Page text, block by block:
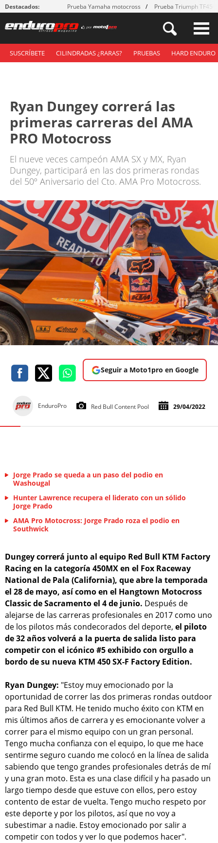
Destacados: Prueba Yamaha motocross Prueba Triumph
SUSCRÍBETE CILINDRADAS ¿RARAS? PRUEBAS HARD ENDURO
Ryan Dungey correrá las
primeras carreras del AMA
PRO Motocross
El nueve veces campeón AMA SX y MX, Ryan
Dungey, participará en las dos primeras rondas
del 50º Aniversario del Cto. AMA Pro Motocross.
Seguir a Moto1pro en Google
EnduroPro Red Bull Content Pool 29/04/2022
Jorge Prado se queda a un paso del podio en
Washougal
Hunter Lawrence recupera el liderato con un sólido
Jorge Prado
AMA Pro Motocross: Jorge Prado roza el podio en
Southwick
Dungey correrá junto al equipo Red Bull KTM Factory
Racing en la categoría 450MX en el Fox Raceway
National de Pala (California), que abre la temporada
el 28 de mayo, así como en el Hangtown Motocross
Classic de Sacramento el 4 de junio. Después de
alejarse de las carreras profesionales en 2017 como uno
de los pilotos más condecorados del deporte, el piloto
de 32 años volverá a la puerta de salida listo para
competir con el icónico #5 exhibido con orgullo a
bordo de su nueva KTM 450 SX-F Factory Edition.
Ryan Dungey: "Estoy muy emocionado por la
oportunidad de correr las dos primeras rondas outdoor
para Red Bull KTM. He tenido mucho éxito con KTM en
mis últimos años de carrera y es emocionante volver a
correr para el mismo equipo con un gran personal.
Tengo mucha confianza con el equipo, lo que me hace
sentirme seguro cuando me colocó en la línea de salida
sabiendo que tengo grandes profesionales detrás de mí
y una gran moto. Esta es una clase difícil y ha pasado un
largo tiempo desde que estuve con ellos, pero estoy
contento de estar de vuelta. Tengo mucho respeto por
este deporte y por los pilotos, así que no voy a
subestimar a nadie. Estoy emocionado por salir a
competir con todos y ver lo que podemos hacer".